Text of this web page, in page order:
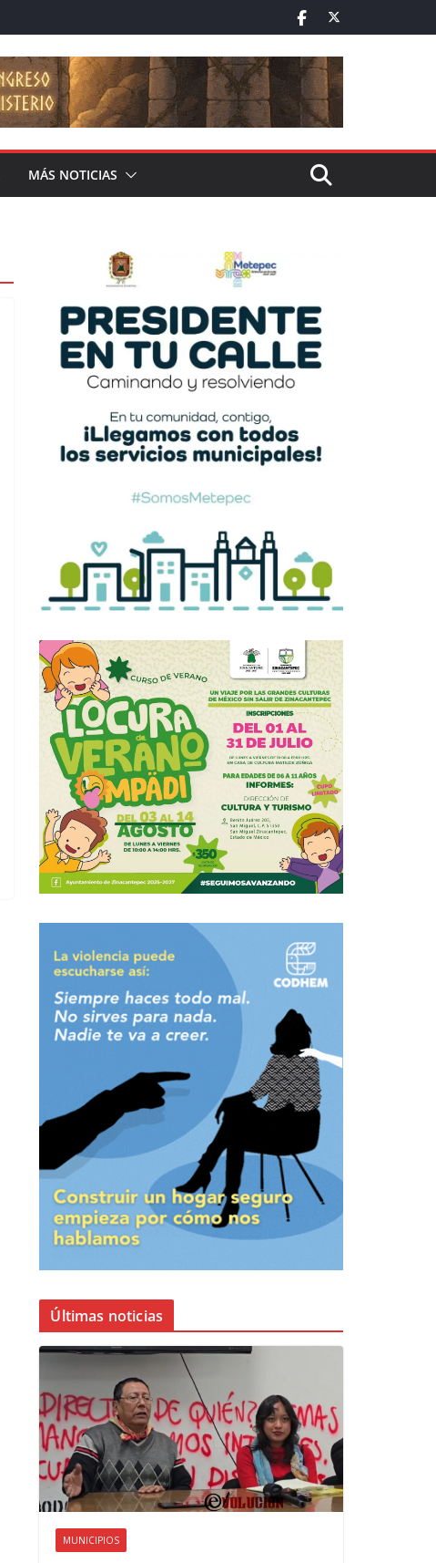
MÁS NOTICIAS
Últimas noticias
MUNICIPIOS